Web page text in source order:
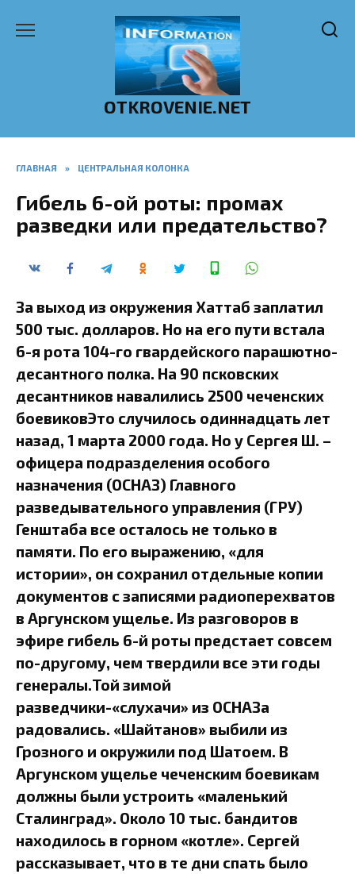
OTKROVENIE.NET
ГЛАВНАЯ » ЦЕНТРАЛЬНАЯ КОЛОНКА
Гибель 6-ой роты: промах
разведки или предательство?
За выход из окружения Хаттаб заплатил
500 тыс. долларов. Но на его пути встала
6-я рота 104-го гвардейского парашютно-
десантного полка. На 90 псковских
десантников навалились 2500 чеченских
боевиковЭто случилось одиннадцать лет
назад, 1 марта 2000 года. Но у Сергея Ш. –
офицера подразделения особого
назначения (ОСНАЗ) Главного
разведывательного управления (ГРУ)
Генштаба все осталось не только в
памяти. По его выражению, «для
истории», он сохранил отдельные копии
документов с записями радиоперехватов
в Аргунском ущелье. Из разговоров в
эфире гибель 6-й роты предстает совсем
по-другому, чем твердили все эти годы
генералы.Той зимой
разведчики-«слухачи» из ОСНАЗа
радовались. «Шайтанов» выбили из
Грозного и окружили под Шатоем. В
Аргунском ущелье чеченским боевикам
должны были устроить «маленький
Сталинград». Около 10 тыс. бандитов
находилось в горном «котле». Сергей
рассказывает, что в те дни спать было